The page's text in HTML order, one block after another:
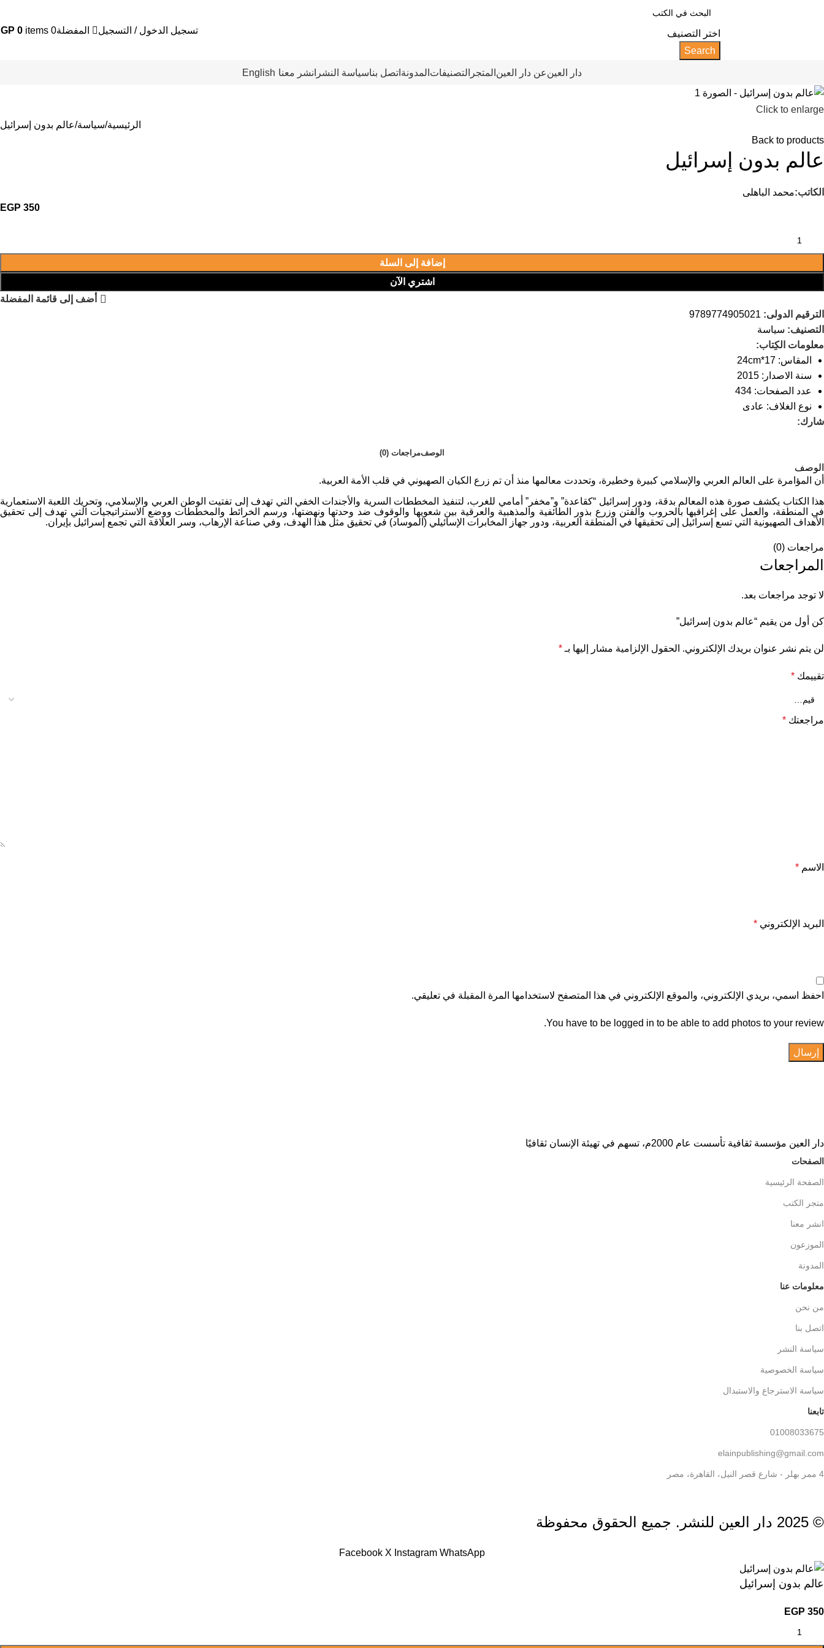
اختر التصنيف
Search
تسجيل الدخول / التسجيل المفضلة0
items
0
دار العينعن دار العين المتجر التصنيفات المدونة اتصل بناسياسة النشر انشر معنا English
Click to enlarge
الرئيسية سياسة عالم بدون إسرائيل
Back to products
عالم بدون إسرائيل
الكاتب:محمد الباهلى
EGP 350
إضافة إلى السلة
اشتري الآن
أضف إلى قائمة المفضلة
الترقيم الدولى: 9789774905021
التصنيف: سياسة
معلومات الكِتاب:
المقاس: 17*24cm
سنة الاصدار: 2015
عدد الصفحات: 434
نوع الغلاف: عادى
شارك:
الوصفمراجعات (0)
الوصف
أن المؤامرة على العالم العربي والإسلامي كبيرة وخطيرة، وتحددت معالمها منذ أن تم زرع الكيان الصهيوني في قلب الأمة العربية.
هذا الكتاب يكشف صورة هذه المعالم بدقة، ودور إسرائيل “كقاعدة” و”مخفر” أمامي للغرب، لتنفيذ المخططات السرية والأجندات الخفي التي تهدف إلى تفتيت الوطن العربي والإسلامي، وتحريك اللعبة الاستعمارية
في المنطقة، والعمل على إغراقيها بالحروب والفتن وزرع بذور الطائفية والمذهبية والعرقية بين شعويها والوقوف ضد وحدتها ونهضتها، ورسم الخرائط والمخططات ووضع الاستراتيجيات التي تهدف إلى تحقيق
الأهداف الصهيونية التي تسع إسرائيل إلى تحقيقها في المنطقة العربية، ودور جهاز المخابرات الإسائيلي (الموساد) في تحقيق مثل هذا الهدف، وفي صناعة الإرهاب، وسر العلاقة التي تجمع إسرائيل بإيران.
مراجعات (0)
المراجعات
لا توجد مراجعات بعد.
كن أول من يقيم “عالم بدون إسرائيل”
لن يتم نشر عنوان بريدك الإلكتروني. الحقول الإلزامية مشار إليها بـ *
تقييمك *
مراجعتك *
الاسم *
البريد الإلكتروني *
احفظ اسمي، بريدي الإلكتروني، والموقع الإلكتروني في هذا المتصفح لاستخدامها المرة المقبلة في تعليقي.
You have to be logged in to be able to add photos to your review.
دار العين مؤسسة ثقافية تأسست عام 2000م، تسهم في تهيئة الإنسان ثقافيًا
الصفحات
الصفحة الرئيسية
متجر الكتب
انشر معنا
الموزعون
المدونة
معلومات عنا
من نحن
اتصل بنا
سياسة النشر
سياسة الخصوصية
سياسة الاسترجاع والاستبدال
تابعنا
01008033675
elainpublishing@gmail.com
4 ممر بهلر - شارع قصر النيل، القاهرة، مصر
© 2025 دار العين للنشر. جميع الحقوق محفوظة
Facebook X Instagram WhatsApp
عالم بدون إسرائيل
EGP 350